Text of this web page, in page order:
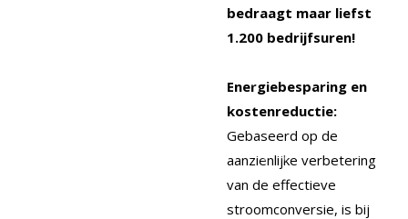
bedraagt ​​maar liefst
1.200 bedrijfsuren!
Energiebesparing en
kostenreductie:
Gebaseerd op de
aanzienlijke verbetering
van de effectieve
stroomconversie, is bij